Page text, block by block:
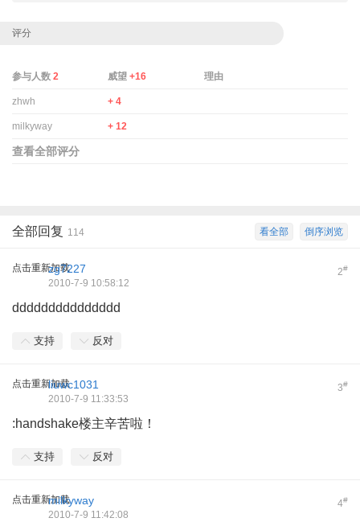
评分
参与人数 2 威望+16 理由
zhwh + 4
milkyway + 12
查看全部评分
倒序浏览
看全部
全部回复 114
点击重新加载 2#
zg7227
2010-7-9 10:58:12
ddddddddddddddd
支持 反对
点击重新加载 3#
liuwc1031
2010-7-9 11:33:53
:handshake楼主辛苦啦！
支持 反对
点击重新加载 4#
milkyway
2010-7-9 11:42:08